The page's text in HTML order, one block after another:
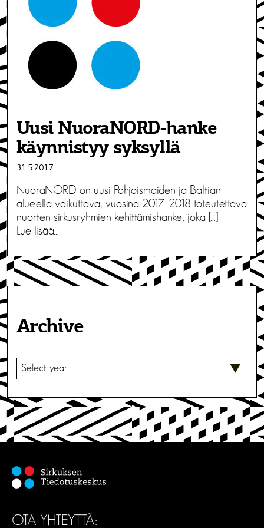
Uusi NuoraNORD-hanke
käynnistyy syksyllä
31.5.2017
NuoraNORD on uusi Pohjoismaiden ja Baltian
alueella vaikuttava, vuosina 2017–2018 toteutettava
nuorten sirkusryhmien kehittämishanke, joka […]
Lue lisää…
Archive
V
I
T
E
OTA YHTEYTTÄ: